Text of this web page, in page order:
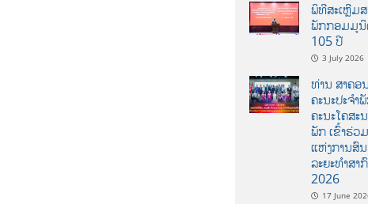
ພິທີສະເຫຼີມສ
ພັກກອມມູນິ
105 ປີ
3 July 2026
ທ່ານ ສາຄອ
ຄະນະປະຈໍ
ຄະນະໂຄສະ
ພັກ ເຂົ້າຮ່ວ
ແຫ່ງການສົນ
ລະຍະທຳສາ
2026
17 June